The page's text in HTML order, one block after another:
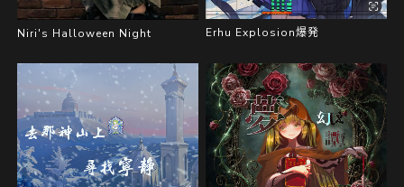
Niri's Halloween Night Erhu Explosion爆発